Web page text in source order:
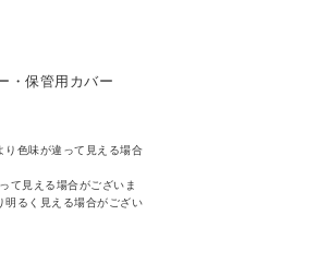
・保管用カバー
色味が違って見える場合
て見える場合がございま
明るく見える場合がござい